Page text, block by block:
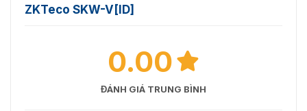
ZKTeco SKW-V[ID]
0.00
ĐÁNH GIÁ TRUNG BÌNH